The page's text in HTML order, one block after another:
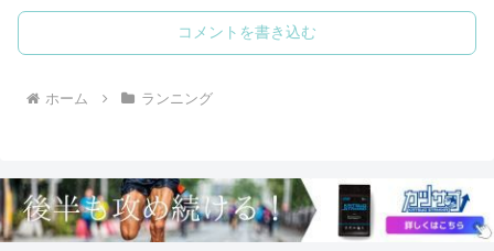
コメントを書き込む
ホーム ランニング